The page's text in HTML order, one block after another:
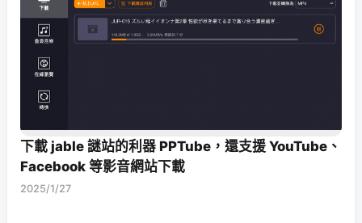
下載 jable 謎站的利器 PPTube，還支援 YouTube、
Facebook 等影音網站下載
2025/1/27